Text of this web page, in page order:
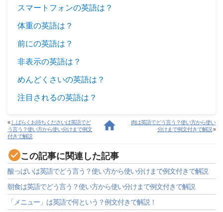
スマートフォンの英語は？
体重の英語は？
前にの英語は？
非表示の英語は？
めんどくさいの英語は？
注目されるの英語は？
« しばらくお待ちくださいは英語でど
う言う？使い方から使い分けまで例文
付きで解説
肉は英語でどう言う？使い方から使い
分けまで例文付きで解説»
この記事に関連した記事
酸っぱいは英語でどう言う？使い方から使い分けまで例文付きで解説
朝食は英語でどう言う？使い方から使い分けまで例文付きで解説
「メニュー」は英語で何という？例文付きで解説！